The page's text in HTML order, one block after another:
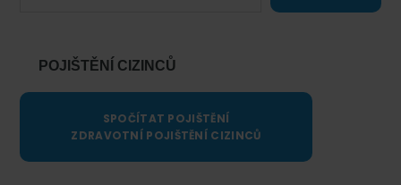
POJIŠTĚNÍ CIZINCŮ
SPOČÍTAT POJIŠTĚNÍ
ZDRAVOTNÍ POJIŠTĚNÍ CIZINCŮ